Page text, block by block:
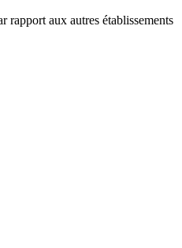
rapport aux autres établissements